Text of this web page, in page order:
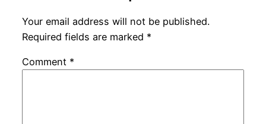
Your email address will not be published.
Required fields are marked *
Comment *